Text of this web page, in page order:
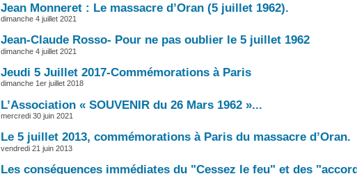
Jean Monneret : Le massacre d’Oran (5 juillet 1962).
dimanche 4 juillet 2021
Jean-Claude Rosso- Pour ne pas oublier le 5 juillet 1962
dimanche 4 juillet 2021
Jeudi 5 Juillet 2017-Commémorations à Paris
dimanche 1er juillet 2018
L’Association « SOUVENIR du 26 Mars 1962 »...
mercredi 30 juin 2021
Le 5 juillet 2013, commémorations à Paris du massacre d’Oran.
vendredi 21 juin 2013
Les conséquences immédiates du "Cessez le feu" et des